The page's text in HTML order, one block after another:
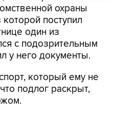
охраны
поступил
один из
с подозрительным
у него документы.
который ему не
подлог раскрыт,